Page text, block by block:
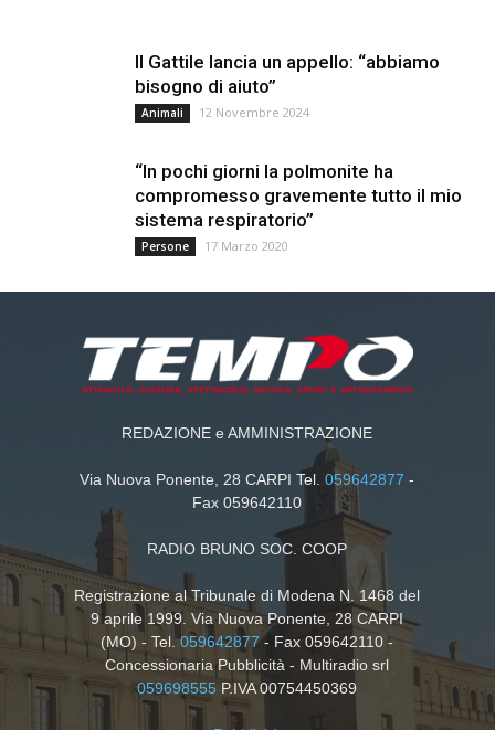
Il Gattile lancia un appello: “abbiamo
bisogno di aiuto”
Animali 12 Novembre 2024
“In pochi giorni la polmonite ha
compromesso gravemente tutto il mio
sistema respiratorio”
Persone 17 Marzo 2020
REDAZIONE e AMMINISTRAZIONE
Via Nuova Ponente, 28 CARPI Tel.059642877 -
Fax 059642110
RADIO BRUNO SOC. COOP
Registrazione al Tribunale di Modena N. 1468 del
9 aprile 1999. Via Nuova Ponente, 28 CARPI
(MO) - Tel.059642877- Fax 059642110 -
Concessionaria Pubblicità - Multiradio srl
059698555 P.IVA 00754450369